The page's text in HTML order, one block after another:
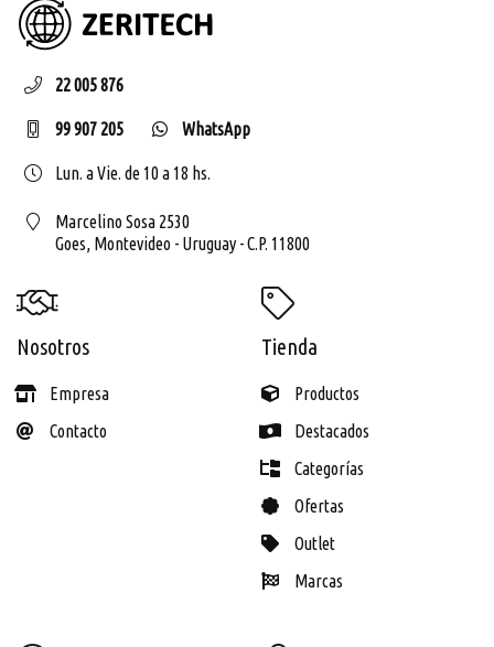
22 005 876
99 907 205 WhatsApp
Lun. a Vie. de 10 a 18 hs.
Marcelino Sosa 2530
Goes, Montevideo - Uruguay - C.P. 11800
Nosotros
Empresa
Contacto
Tienda
Productos
Destacados
Categorías
Ofertas
Outlet
Marcas